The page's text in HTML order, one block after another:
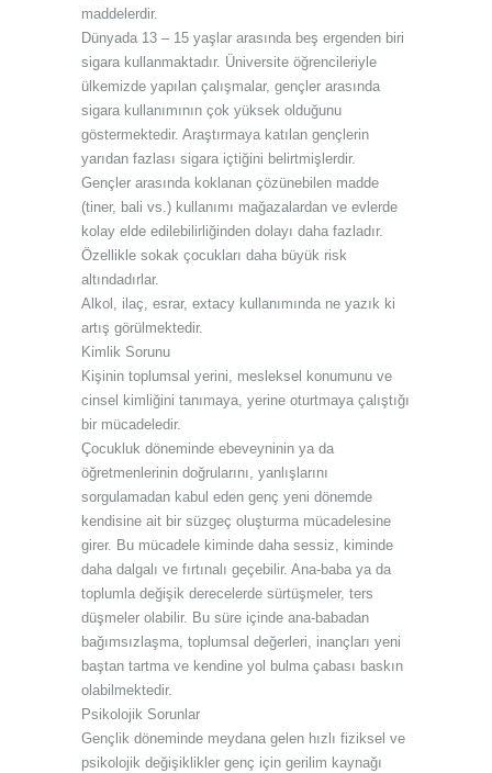
maddelerdir.
Dünyada 13 – 15 yaşlar arasında beş ergenden biri
sigara kullanmaktadır. Üniversite öğrencileriyle
ülkemizde yapılan çalışmalar, gençler arasında
sigara kullanımının çok yüksek olduğunu
göstermektedir. Araştırmaya katılan gençlerin
yarıdan fazlası sigara içtiğini belirtmişlerdir.
Gençler arasında koklanan çözünebilen madde
(tiner, bali vs.) kullanımı mağazalardan ve evlerde
kolay elde edilebilirliğinden dolayı daha fazladır.
Özellikle sokak çocukları daha büyük risk
altındadırlar.
Alkol, ilaç, esrar, extacy kullanımında ne yazık ki
artış görülmektedir.
Kimlik Sorunu
Kişinin toplumsal yerini, mesleksel konumunu ve
cinsel kimliğini tanımaya, yerine oturtmaya çalıştığı
bir mücadeledir.
Çocukluk döneminde ebeveyninin ya da
öğretmenlerinin doğrularını, yanlışlarını
sorgulamadan kabul eden genç yeni dönemde
kendisine ait bir süzgeç oluşturma mücadelesine
girer. Bu mücadele kiminde daha sessiz, kiminde
daha dalgalı ve fırtınalı geçebilir. Ana-baba ya da
toplumla değişik derecelerde sürtüşmeler, ters
düşmeler olabilir. Bu süre içinde ana-babadan
bağımsızlaşma, toplumsal değerleri, inançları yeni
baştan tartma ve kendine yol bulma çabası baskın
olabilmektedir.
Psikolojik Sorunlar
Gençlik döneminde meydana gelen hızlı fiziksel ve
psikolojik değişiklikler genç için gerilim kaynağı